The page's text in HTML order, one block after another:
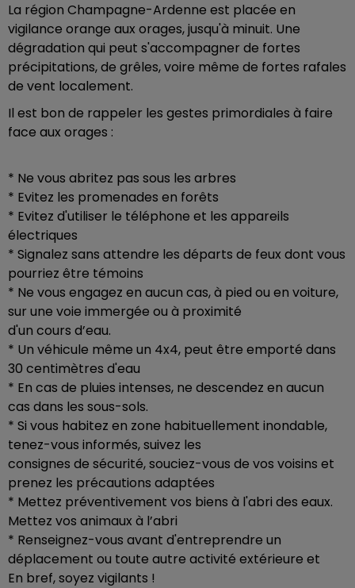
La région Champagne-Ardenne est placée en
vigilance orange aux orages, jusqu'à minuit. Une
dégradation qui peut s'accompagner de fortes
précipitations, de grêles, voire même de fortes rafales
de vent localement.
Il est bon de rappeler les gestes primordiales à faire
face aux orages :
* Ne vous abritez pas sous les arbres
* Evitez les promenades en forêts
* Evitez d'utiliser le téléphone et les appareils
électriques
* Signalez sans attendre les départs de feux dont vous
pourriez être témoins
* Ne vous engagez en aucun cas, à pied ou en voiture,
sur une voie immergée ou à proximité
d'un cours d’eau.
* Un véhicule même un 4x4, peut être emporté dans
30 centimètres d'eau
* En cas de pluies intenses, ne descendez en aucun
cas dans les sous-sols.
* Si vous habitez en zone habituellement inondable,
tenez-vous informés, suivez les
consignes de sécurité, souciez-vous de vos voisins et
prenez les précautions adaptées
* Mettez préventivement vos biens à l'abri des eaux.
Mettez vos animaux à l’abri
* Renseignez-vous avant d'entreprendre un
déplacement ou toute autre activité extérieure et
En bref, soyez vigilants !